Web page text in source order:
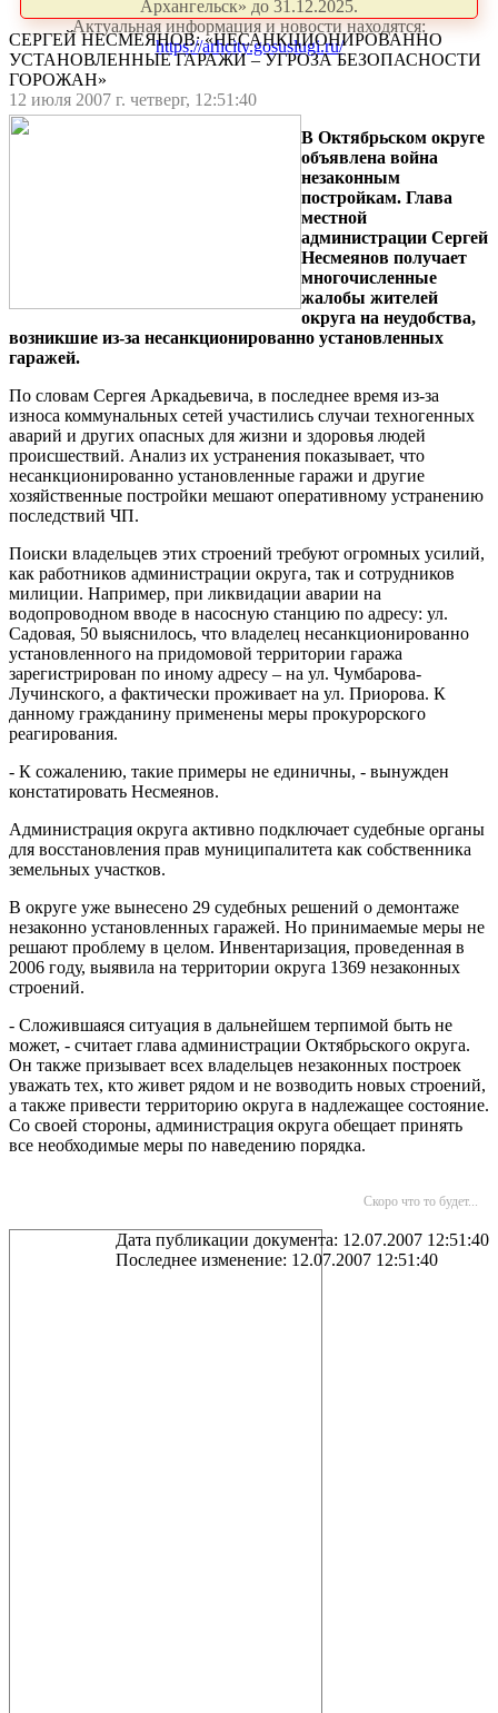
Архангельск» до 31.12.2025.
Актуальная информация и новости находятся:
https://arhcity.gosuslugi.ru/
СЕРГЕЙ НЕСМЕЯНОВ: «НЕСАНКЦИОНИРОВАННО
УСТАНОВЛЕННЫЕ ГАРАЖИ – УГРОЗА БЕЗОПАСНОСТИ
ГОРОЖАН»
12 июля 2007 г. четверг, 12:51:40
В Октябрьском округе
объявлена война
незаконным
постройкам. Глава
местной
администрации Сергей
Несмеянов получает
многочисленные
жалобы жителей
округа на неудобства,
возникшие из-за несанкционированно установленных
гаражей.
По словам Сергея Аркадьевича, в последнее время из-за
износа коммунальных сетей участились случаи техногенных
аварий и других опасных для жизни и здоровья людей
происшествий. Анализ их устранения показывает, что
несанкционированно установленные гаражи и другие
хозяйственные постройки мешают оперативному устранению
последствий ЧП.
Поиски владельцев этих строений требуют огромных усилий,
как работников администрации округа, так и сотрудников
милиции. Например, при ликвидации аварии на
водопроводном вводе в насосную станцию по адресу: ул.
Садовая, 50 выяснилось, что владелец несанкционированно
установленного на придомовой территории гаража
зарегистрирован по иному адресу – на ул. Чумбарова-
Лучинского, а фактически проживает на ул. Приорова. К
данному гражданину применены меры прокурорского
реагирования.
- К сожалению, такие примеры не единичны, - вынужден
констатировать Несмеянов.
Администрация округа активно подключает судебные органы
для восстановления прав муниципалитета как собственника
земельных участков.
В округе уже вынесено 29 судебных решений о демонтаже
незаконно установленных гаражей. Но принимаемые меры не
решают проблему в целом. Инвентаризация, проведенная в
2006 году, выявила на территории округа 1369 незаконных
строений.
- Сложившаяся ситуация в дальнейшем терпимой быть не
может, - считает глава администрации Октябрьского округа.
Он также призывает всех владельцев незаконных построек
уважать тех, кто живет рядом и не возводить новых строений,
а также привести территорию округа в надлежащее состояние.
Со своей стороны, администрация округа обещает принять
все необходимые меры по наведению порядка.
Скоро что то будет...
Дата публикации документа: 12.07.2007 12:51:40
Последнее изменение: 12.07.2007 12:51:40